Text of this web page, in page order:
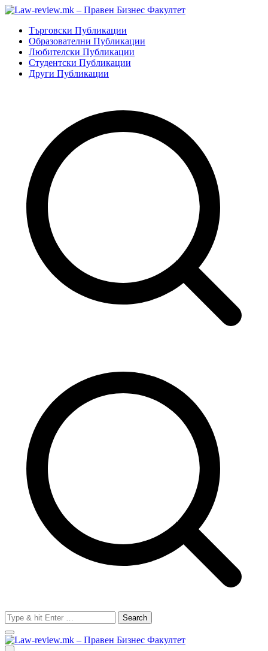
Skip
content
Law-review.mk – Правен Бизнес Факултет
Търговско, Гражданско и Процесуално право.
Търговски Публикации
Образователни Публикации
Любителски Публикации
Студентски Публикации
Други Публикации
Search
for: